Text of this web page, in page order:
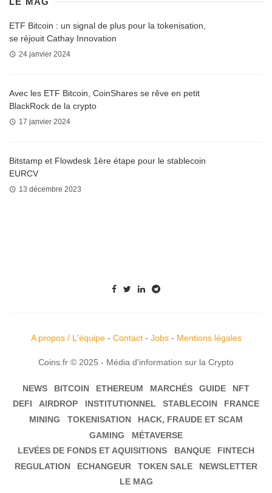
ETF Bitcoin : un signal de plus pour la tokenisation,
se réjouit Cathay Innovation
24 janvier 2024
Avec les ETF Bitcoin, CoinShares se rêve en petit
BlackRock de la crypto
17 janvier 2024
Bitstamp et Flowdesk 1ère étape pour le stablecoin
EURCV
13 décembre 2023
A propos / L'équipe- Contact- Jobs- Mentions légales
Coins.fr © 2025 - Média d'information sur la Crypto
NEWS BITCOIN ETHEREUM MARCHÉS GUIDE
NFT
DEFI
AIRDROP INSTITUTIONNEL STABLECOIN
FRANCE
MINING
TOKENISATION
HACK, FRAUDE ET SCAM
GAMING
MÉTAVERSE
LEVÉES DE FONDS ET AQUISITIONS
BANQUE
FINTECH
REGULATION
ECHANGEUR TOKEN SALE
NEWSLETTER
LE MAG